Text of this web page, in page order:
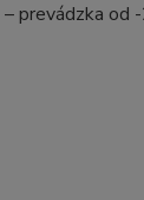
– prevádzka od